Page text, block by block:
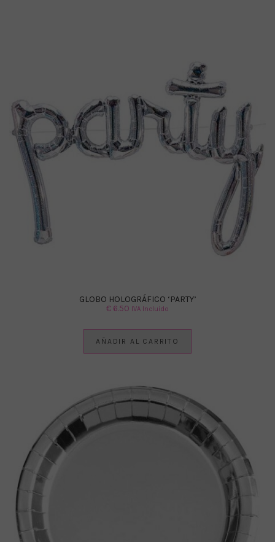
GLOBO HOLOGRÁFICO ‘PARTY’
€ 6.50 IVA Incluido
AÑADIR AL CARRITO